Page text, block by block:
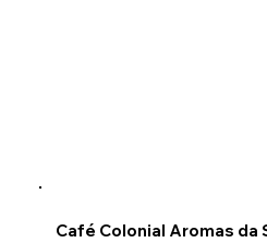
Café Colonial Aromas da